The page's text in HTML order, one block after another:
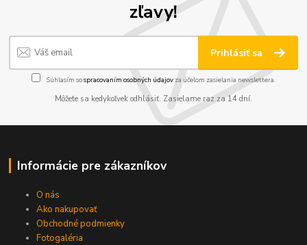
zľavy!
Prihlásiť sa
Súhlasím sospracovaním osobných údajov za účelom zasielania newslettera.
Môžete sa kedykoľvek odhlásiť. Zasielame raz za 14 dní.
Informácie pre zákazníkov
O nás
Ako nakupovať
Obchodné podmienky
Fotogaléria